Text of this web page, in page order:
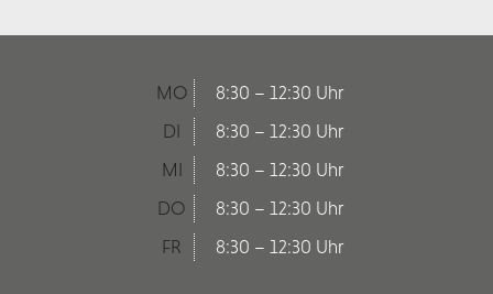
MO
8:30 – 12:30 Uhr
DI
8:30 – 12:30 Uhr
MI
8:30 – 12:30 Uhr
DO
8:30 – 12:30 Uhr
FR
8:30 – 12:30 Uhr